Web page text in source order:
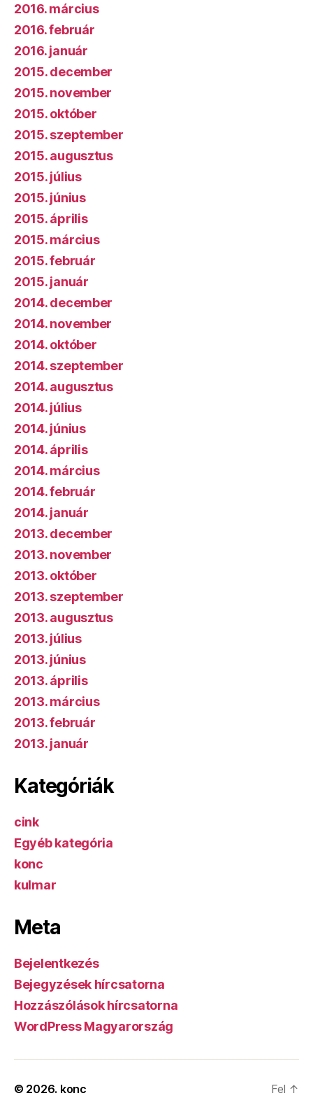
2016. március
2016. február
2016. január
2015. december
2015. november
2015. október
2015. szeptember
2015. augusztus
2015. július
2015. június
2015. április
2015. március
2015. február
2015. január
2014. december
2014. november
2014. október
2014. szeptember
2014. augusztus
2014. július
2014. június
2014. április
2014. március
2014. február
2014. január
2013. december
2013. november
2013. október
2013. szeptember
2013. augusztus
2013. július
2013. június
2013. április
2013. március
2013. február
2013. január
Kategóriák
cink
Egyéb kategória
konc
kulmar
Meta
Bejelentkezés
Bejegyzések hírcsatorna
Hozzászólások hírcsatorna
WordPress Magyarország
© 2026. konc Fel ↑